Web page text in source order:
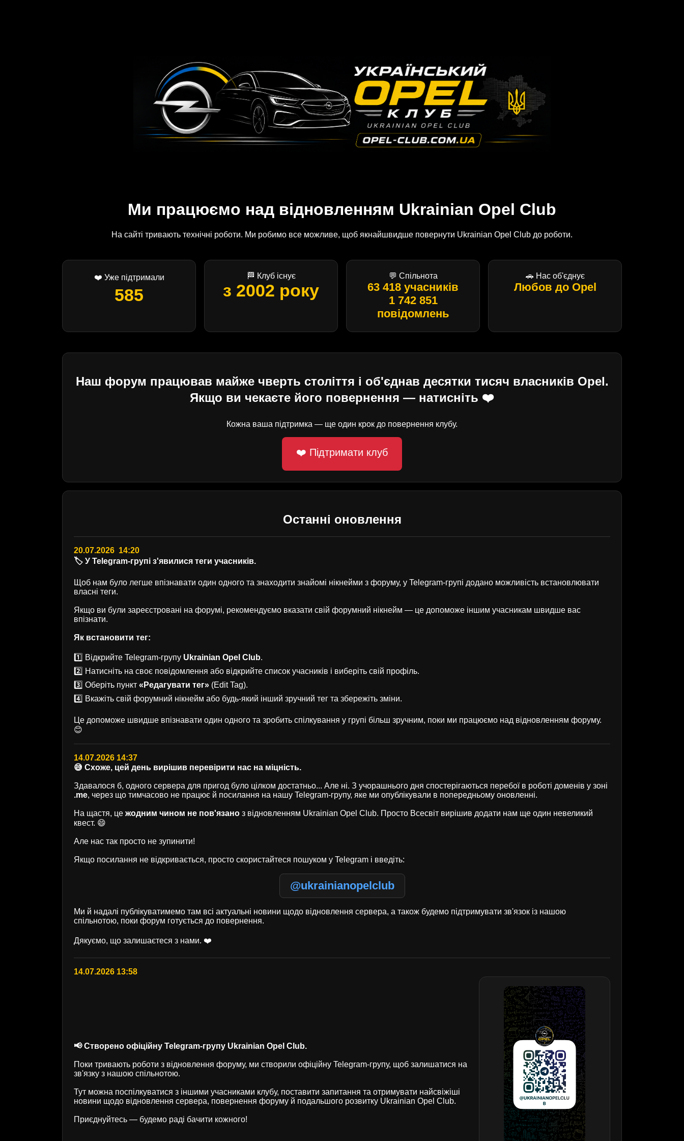
Ми працюємо над відновленням Ukrainian Opel Club
На сайті тривають технічні роботи. Ми робимо все можливе, щоб якнайшвидше повернути Ukrainian Opel Club до роботи.
❤️ Уже підтримали
585
🏁 Клуб існує
з 2002 року
💬 Спільнота
63 418 учасників
1 742 851
повідомлень
🚗 Нас об'єднує
Любов до Opel
Наш форум працював майже чверть століття і об'єднав десятки тисяч власників Opel.
Якщо ви чекаєте його повернення — натисніть ❤️
Кожна ваша підтримка — ще один крок до повернення клубу.
❤️ Підтримати клуб
Останні оновлення
20.07.2026 14:20
🏷️ У Telegram-групі з'явилися теги учасників.
Щоб нам було легше впізнавати один одного та знаходити знайомі нікнейми з форуму, у Telegram-групі додано можливість встановлювати
власні теги.
Якщо ви були зареєстровані на форумі, рекомендуємо вказати свій форумний нікнейм — це допоможе іншим учасникам швидше вас
впізнати.
Як встановити тег:
1️⃣ Відкрийте Telegram-групу Ukrainian Opel Club.
2️⃣ Натисніть на своє повідомлення або відкрийте список учасників і виберіть свій профіль.
3️⃣ Оберіть пункт «Редагувати тег» (Edit Tag).
4️⃣ Вкажіть свій форумний нікнейм або будь-який інший зручний тег та збережіть зміни.
Це допоможе швидше впізнавати один одного та зробить спілкування у групі більш зручним, поки ми працюємо над відновленням форуму.
😊
14.07.2026 14:37
😅 Схоже, цей день вирішив перевірити нас на міцність.
Здавалося б, одного сервера для пригод було цілком достатньо... Але ні. З учорашнього дня спостерігаються перебої в роботі доменів у зоні
.me, через що тимчасово не працює й посилання на нашу Telegram-групу, яке ми опублікували в попередньому оновленні.
На щастя, це жодним чином не пов'язано з відновленням Ukrainian Opel Club. Просто Всесвіт вирішив додати нам ще один невеликий
квест. 😄
Але нас так просто не зупинити!
Якщо посилання не відкривається, просто скористайтеся пошуком у Telegram і введіть:
@ukrainianopelclub
Ми й надалі публікуватимемо там всі актуальні новини щодо відновлення сервера, а також будемо підтримувати зв'язок із нашою
спільнотою, поки форум готується до повернення.
Дякуємо, що залишаєтеся з нами. ❤️
14.07.2026 13:58
📢 Створено офіційну Telegram-групу Ukrainian Opel Club.
Поки тривають роботи з відновлення форуму, ми створили офіційну Telegram-групу, щоб залишатися на
зв'язку з нашою спільнотою.
Тут можна поспілкуватися з іншими учасниками клубу, поставити запитання та отримувати найсвіжіші
новини щодо відновлення сервера, повернення форуму й подальшого розвитку Ukrainian Opel Club.
Приєднуйтесь — будемо раді бачити кожного!